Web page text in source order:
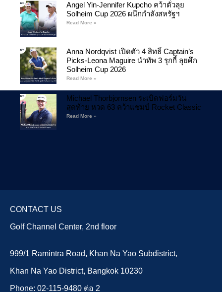
Angel Yin-Jennifer Kupcho คว้าตั๋วลุย
Solheim Cup 2026 ผนึกกำลังสหรัฐฯ
Read More »
Anna Nordqvist เปิดตัว 4 สิทธิ์ Captain’s
Picks-Leona Maguire นำทัพ 3 รุกกี้ ลุยศึก
Solheim Cup 2026
Read More »
Michael Thorbjornsen ระเบิดฟอร์มวัน
สุดท้าย หวด 63 คว้าแชมป์ Rocket Classic
Read More »
CONTACT US
Golf Channel Center, 2nd floor
999/1 Ramintra Road, Khan Na Yao Subdistrict,
Khan Na Yao District, Bangkok 10230
Phone: 02-115-9480 ต่อ 2